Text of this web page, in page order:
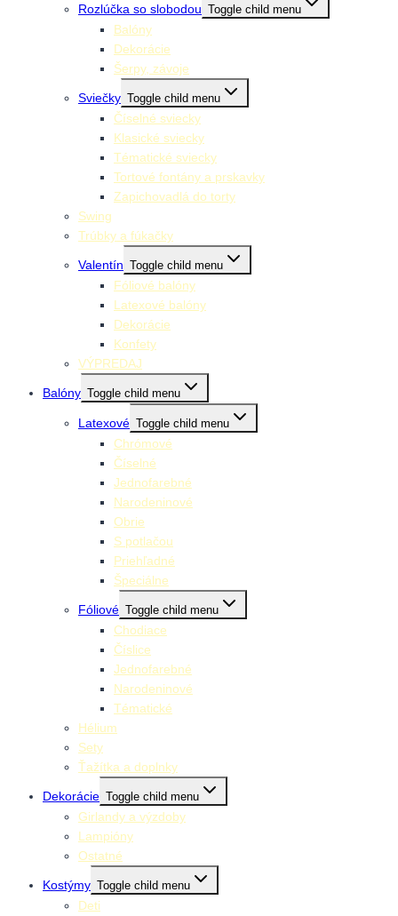
Rozlúčka so slobodou Toggle child menu
Balóny
Dekorácie
Šerpy, závoje
Sviečky Toggle child menu
Číselné sviecky
Klasické sviecky
Tématické sviecky
Tortové fontány a prskavky
Zapichovadlá do torty
Swing
Trúbky a fúkačky
Valentín Toggle child menu
Fóliové balóny
Latexové balóny
Dekorácie
Konfety
VÝPREDAJ
Balóny Toggle child menu
Latexové Toggle child menu
Chrómové
Číselné
Jednofarebné
Narodeninové
Obrie
S potlačou
Priehľadné
Špeciálne
Fóliové Toggle child menu
Chodiace
Číslice
Jednofarebné
Narodeninové
Tématické
Hélium
Sety
Ťažítka a doplnky
Dekorácie Toggle child menu
Girlandy a výzdoby
Lampióny
Ostatné
Kostýmy Toggle child menu
Deti